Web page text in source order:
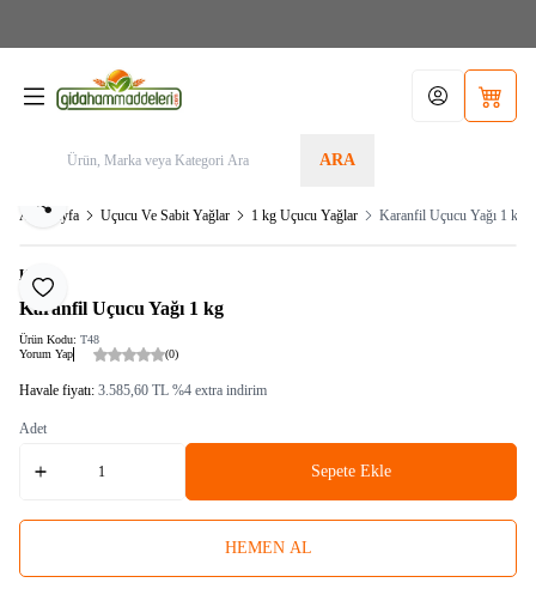
ARA
HesabımSepetim
Ana Sayfa Uçucu Ve Sabit Yağlar 1 kg Uçucu Yağlar Karanfil Uçucu Yağı 1 kg
Favoriye Ekle
Paylaş
KRK
Karanfil Uçucu Yağı 1 kg
Ürün Kodu: T48
Yorum Yap
(0)
Havale fiyatı: 3.585,60 TL %4 extra indirim
Adet
Sepete Ekle
HEMEN AL